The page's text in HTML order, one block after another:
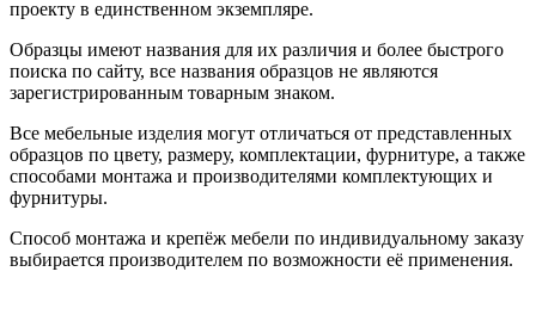
проекту в единственном экземпляре.
Образцы имеют названия для их различия и более быстрого
поиска по сайту, все названия образцов не являются
зарегистрированным товарным знаком.
Все мебельные изделия могут отличаться от представленных
образцов по цвету, размеру, комплектации, фурнитуре, а также
способами монтажа и производителями комплектующих и
фурнитуры.
Способ монтажа и крепёж мебели по индивидуальному заказу
выбирается производителем по возможности её применения.